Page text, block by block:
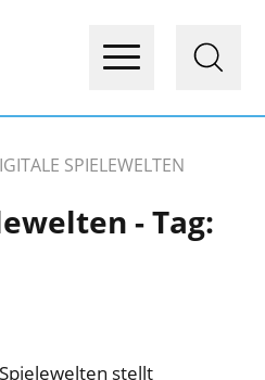
SPIELEWELTEN
- Tag:
stellt